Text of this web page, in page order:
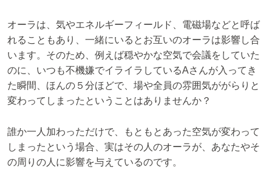
オーラは、気やエネルギーフィールド、電磁場などと呼ば
れることもあり、一緒にいるとお互いのオーラは影響し合
います。そのため、例えば穏やかな空気で会議をしていた
のに、いつも不機嫌でイライラしているAさんが入ってき
た瞬間、ほんの５分ほどで、場や全員の雰囲気ががらりと
変わってしまったということはありませんか？
誰か一人加わっただけで、もともとあった空気が変わって
しまったという場合、実はその人のオーラが、あなたやそ
の周りの人に影響を与えているのです。